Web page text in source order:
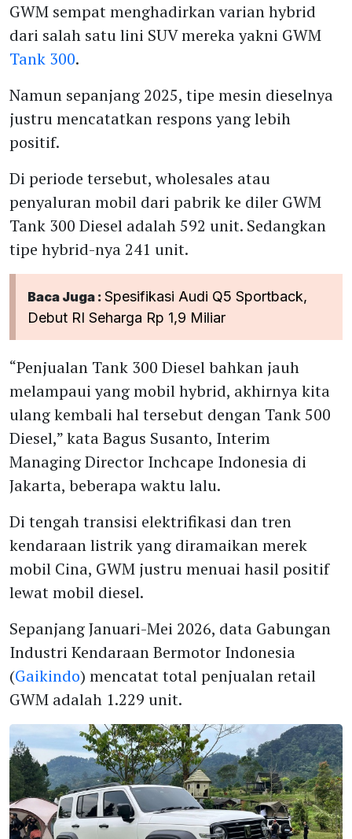
GWM sempat menghadirkan varian hybrid
dari salah satu lini SUV mereka yakni GWM
Tank 300.
Namun sepanjang 2025, tipe mesin dieselnya
justru mencatatkan respons yang lebih
positif.
Di periode tersebut, wholesales atau
penyaluran mobil dari pabrik ke diler GWM
Tank 300 Diesel adalah 592 unit. Sedangkan
tipe hybrid-nya 241 unit.
Baca Juga : Spesifikasi Audi Q5 Sportback,
Debut RI Seharga Rp 1,9 Miliar
“Penjualan Tank 300 Diesel bahkan jauh
melampaui yang mobil hybrid, akhirnya kita
ulang kembali hal tersebut dengan Tank 500
Diesel,” kata Bagus Susanto, Interim
Managing Director Inchcape Indonesia di
Jakarta, beberapa waktu lalu.
Di tengah transisi elektrifikasi dan tren
kendaraan listrik yang diramaikan merek
mobil Cina, GWM justru menuai hasil positif
lewat mobil diesel.
Sepanjang Januari-Mei 2026, data Gabungan
Industri Kendaraan Bermotor Indonesia
(Gaikindo) mencatat total penjualan retail
GWM adalah 1.229 unit.